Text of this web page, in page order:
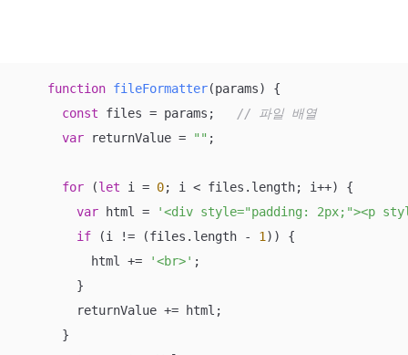
function fileFormatter(params) {
const files = params;
// 파일 배열
var returnValue = "" ;
for (let i = 0; i < files.length; i++) {
var html =
'<div style="padding: 2px;"><p
if (i != (files.length - 1 )) {
          html +=
'<br>' ;
        }
        returnValue += html;
      }